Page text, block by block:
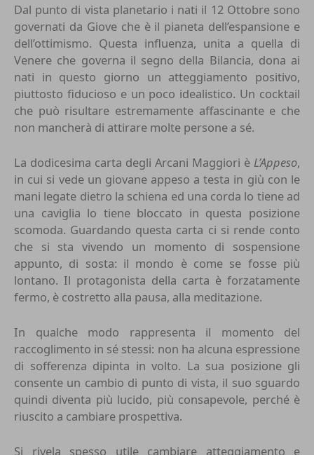
Dal punto di vista planetario i nati il 12 Ottobre sono
governati da Giove che è il pianeta dell’espansione e
dell’ottimismo. Questa influenza, unita a quella di
Venere che governa il segno della Bilancia, dona ai
nati in questo giorno un atteggiamento positivo,
piuttosto fiducioso e un poco idealistico. Un cocktail
che può risultare estremamente affascinante e che
non mancherà di attirare molte persone a sé.
La dodicesima carta degli Arcani Maggiori è L’Appeso,
in cui si vede un giovane appeso a testa in giù con le
mani legate dietro la schiena ed una corda lo tiene ad
una caviglia lo tiene bloccato in questa posizione
scomoda. Guardando questa carta ci si rende conto
che si sta vivendo un momento di sospensione
appunto, di sosta: il mondo è come se fosse più
lontano. Il protagonista della carta è forzatamente
fermo, è costretto alla pausa, alla meditazione.
In qualche modo rappresenta il momento del
raccoglimento in sé stessi: non ha alcuna espressione
di sofferenza dipinta in volto. La sua posizione gli
consente un cambio di punto di vista, il suo sguardo
quindi diventa più lucido, più consapevole, perché è
riuscito a cambiare prospettiva.
Si rivela spesso utile cambiare atteggiamento e